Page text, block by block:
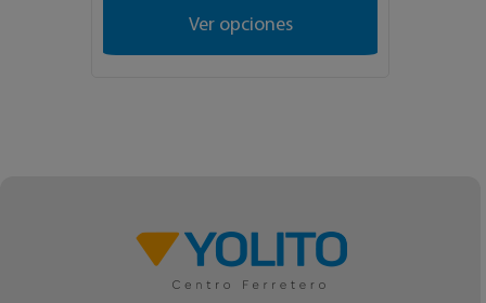
Ver opciones